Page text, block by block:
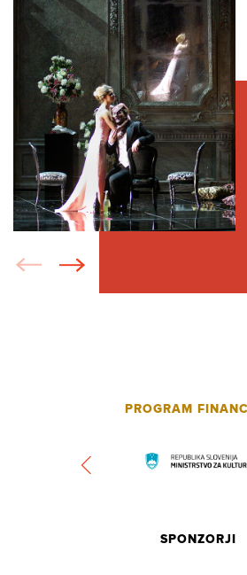
PROGRAM
SPONZORJI